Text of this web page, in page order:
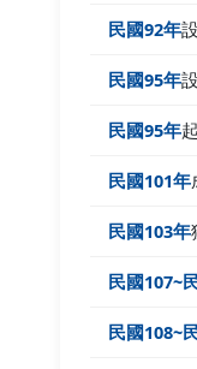
民國92年
民國95年
民國95年
民國101年
民國103年
民國107~
民國108~